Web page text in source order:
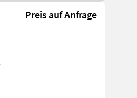
Preis auf Anfrage